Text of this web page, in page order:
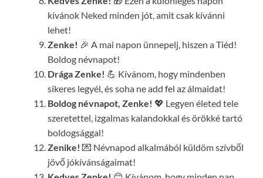
kívánok Neked minden jót, amit csak kívánni
lehet!
Zenke! 🎉 A mai napon ünnepelj, hiszen a Tiéd!
Boldog névnapot!
Drága Zenke! 💪 Kívánom, hogy mindenben
sikeres legyél, és soha ne add fel az álmaidat!
Boldog névnapot, Zenke! 💖 Legyen életed tele
szeretettel, izgalmas kalandokkal és örökké tartó
boldogsággal!
Zenike! 💌 Névnapod alkalmából küldöm szívből
jövő jókívánságaimat!